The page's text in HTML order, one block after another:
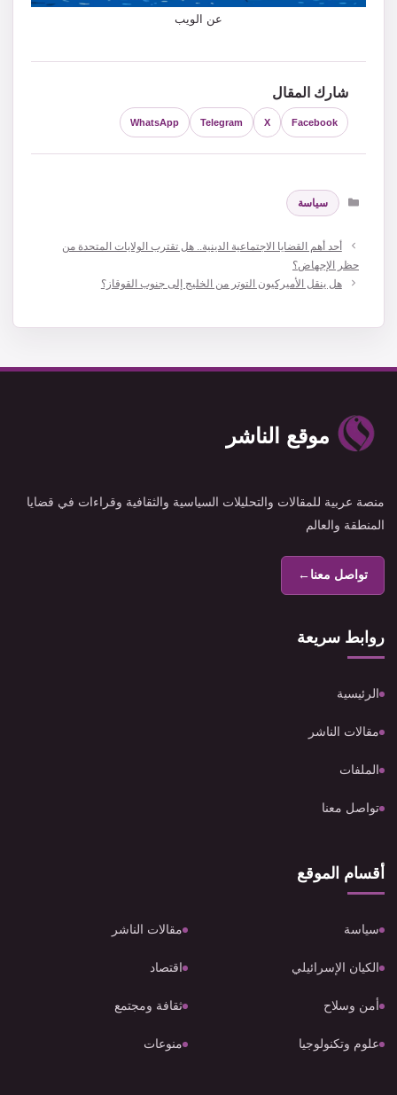
عن الويب
شارك المقال
Facebook
X
Telegram
WhatsApp
التصنيفات
سياسة
أحد أهم القضايا الاجتماعية الدينية.. هل تقترب الولايات المتحدة من
حظر الإجهاض؟
هل ينقل الأميركيون التوتر من الخليج إلى جنوب القوقاز؟
موقع الناشر
منصة عربية للمقالات والتحليلات السياسية والثقافية وقراءات في قضايا
المنطقة والعالم
تواصل معنا←
روابط سريعة
الرئيسية
مقالات الناشر
الملفات
تواصل معنا
أقسام الموقع
سياسة مقالات الناشر
الكيان الإسرائيلي اقتصاد
أمن وسلاح ثقافة ومجتمع
علوم وتكنولوجيا منوعات